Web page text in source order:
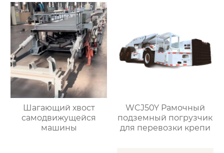
Шагающий хвост
самодвижущейся
машины
WCJ50Y Рамочный
подземный погрузчик
для перевозки крепи